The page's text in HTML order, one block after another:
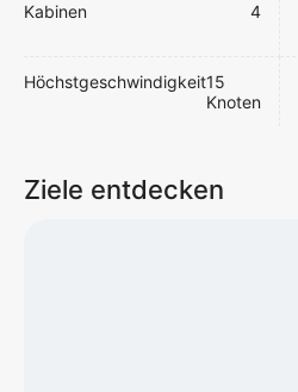
Kabinen 4
Höchstgeschwindigkeit15
Knoten
Ziele entdecken